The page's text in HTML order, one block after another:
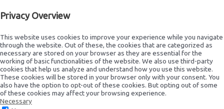
Privacy Overview
This website uses cookies to improve your experience while you navigate
through the website. Out of these, the cookies that are categorized as
necessary are stored on your browser as they are essential for the
working of basic functionalities of the website. We also use third-party
cookies that help us analyze and understand how you use this website.
These cookies will be stored in your browser only with your consent. You
also have the option to opt-out of these cookies. But opting out of some
of these cookies may affect your browsing experience.
Necessary